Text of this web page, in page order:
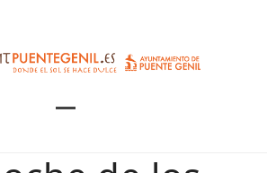
mobile
mobile